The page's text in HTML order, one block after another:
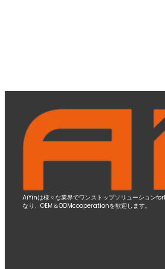
AiYinは様々な業界でワンストップソリューション
なり、OEM＆ODMcooperationを歓迎します。